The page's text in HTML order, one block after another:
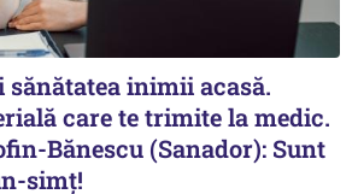
inimii acasă.
care te trimite la medic.
Bănescu (Sanador): Sunt
simț!